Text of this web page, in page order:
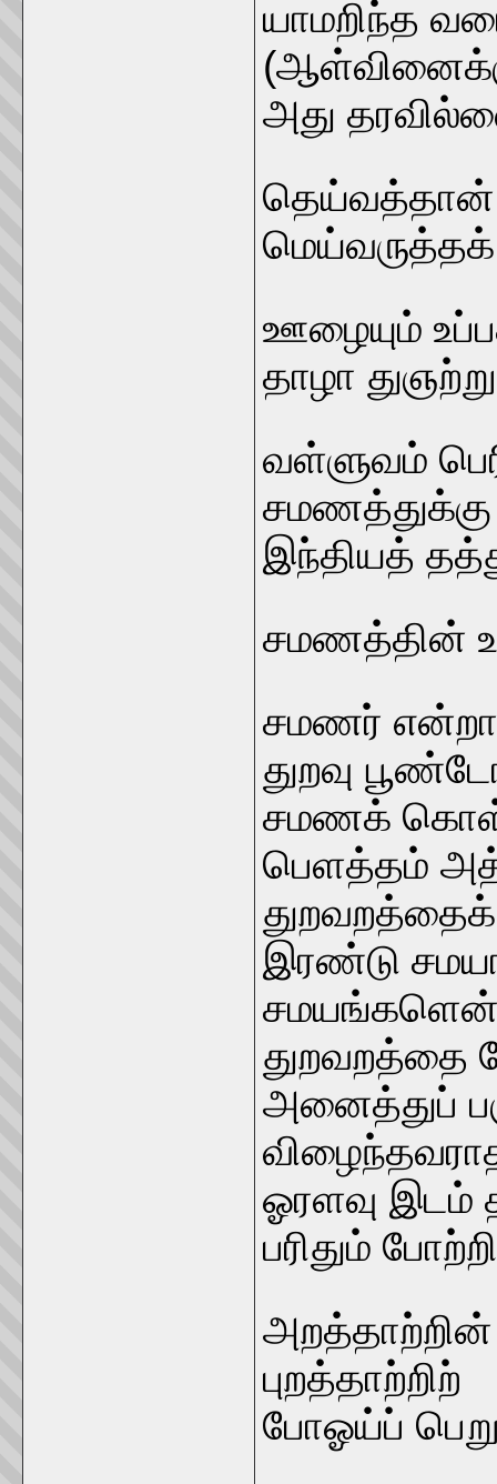
யாமறிந்த
அது
தெய்வத்தான்
மெய்வருத்தக்
ஊழையும்
தாழா
வள்ளுவம்
சமணத்துக்கு
இந்தியத்
சமணத்தின்
சமணர்
துறவு
சமணக்
பெளத்தம்
துறவறத்தைக்
இரண்டு
துறவறத்தை
அனைத்துப்
ஓரளவு இடம்
பரிதும்
புறத்தாற்றிற்
போஓய்ப்